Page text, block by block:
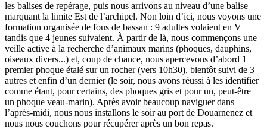
les balises de repérage, puis nous arrivons au niveau d’une balise
marquant la limite Est de l’archipel. Non loin d’ici, nous voyons une
formation organisée de fous de bassan : 9 adultes volaient en V
tandis que 4 jeunes suivaient. À partir de là, nous commençons une
veille active à la recherche d’animaux marins (phoques, dauphins,
oiseaux divers...) et, coup de chance, nous apercevons d’abord 1
premier phoque étalé sur un rocher (vers 10h30), bientôt suivi de 3
autres et enfin d’un dernier (le soir, nous avons réussi à les identifier
comme étant, pour certains, des phoques gris et pour un, peut-être
un phoque veau-marin). Après avoir beaucoup naviguer dans
l’après-midi, nous nous installons le soir au port de Douarnenez et
nous nous couchons pour récupérer après un bon repas.